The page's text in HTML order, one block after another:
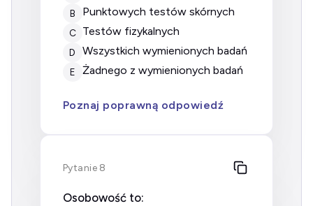
B punktowych testów skórnych
C testów fizykalnych
D wszystkich wymienionych badań
E żadnego z wymienionych badań
Poznaj poprawną odpowiedź
Pytanie 8
Osobowość to: